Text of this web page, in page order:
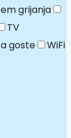
grijanja
TV
goste
WiFi